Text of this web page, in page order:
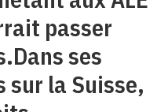
passer
ses
la Suisse,